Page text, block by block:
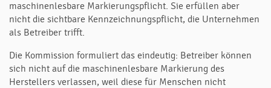
maschinenlesbare Markierungspflicht. Sie erfüllen aber
nicht die sichtbare Kennzeichnungspflicht, die Unternehmen
als Betreiber trifft.
Die Kommission formuliert das eindeutig: Betreiber können
sich nicht auf die maschinenlesbare Markierung des
Herstellers verlassen, weil diese für Menschen nicht